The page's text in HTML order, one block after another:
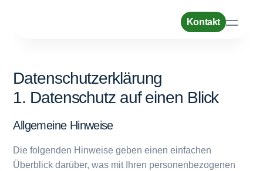
Referenzen
Kontakt
Datenschutzerklärung
1. Datenschutz auf einen Blick
Allgemeine Hinweise
Die folgenden Hinweise geben einen einfachen
Überblick darüber, was mit Ihren personenbezogenen